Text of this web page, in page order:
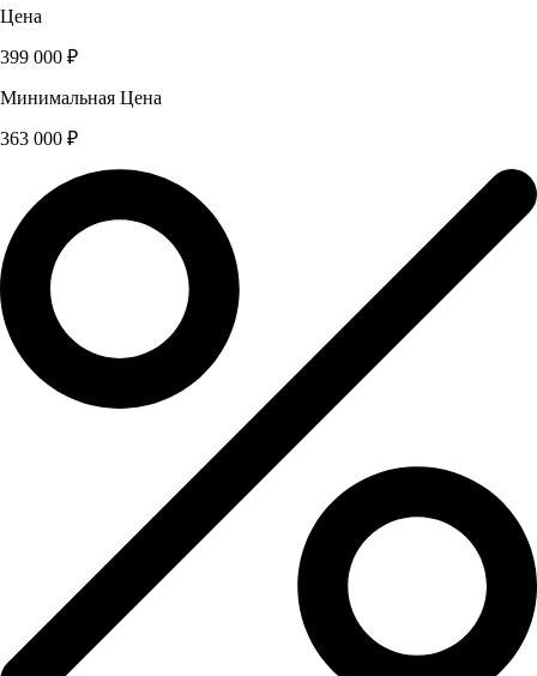
Цена
399 000 ₽
Минимальная Цена
363 000 ₽